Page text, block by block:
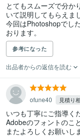
とてもスムーズで分か
いて説明してもらえま
今回はPhotoshopでし
おります。
参考になった
出品者からの返信を読む
ofune40 見積り
いつも丁寧にご指導く
Adobeのフォントのこ
またよろしくお願いし